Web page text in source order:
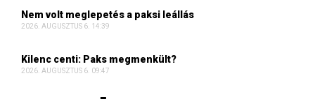
Nem volt meglepetés a paksi leállás
2026. AUGUSZTUS 6. 14:39
Kilenc centi: Paks megmenkült?
2026. AUGUSZTUS 6. 09:47